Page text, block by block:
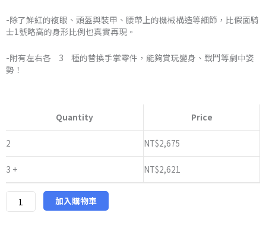
到
NT$2,730
-除了鮮紅的複眼、頭盔與裝甲、腰帶上的機械構造等細節，比假面騎
士1號略高的身形比例也真實再現。
-附有左右各 3 種的替換手掌零件，能夠賞玩變身、戰鬥等劇中姿
勢！
Quantity Price
2 NT$2,675
3 + NT$2,621
限
定
SHF《新.
假
騎
加入購物車